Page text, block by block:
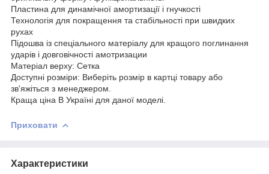
Пластина для динамічної амортизації і гнучкості
Технологія для покращення та стабільності при швидких
рухах
Підошва із спеціального матеріалу для кращого поглинання
ударів і довговічності амотризации
Матеріал верху: Сетка
Доступні розміри: Виберіть розмір в картці товару або
зв'яжіться з менеджером.
Краща ціна В Україні для даної моделі.
Приховати
Характеристики